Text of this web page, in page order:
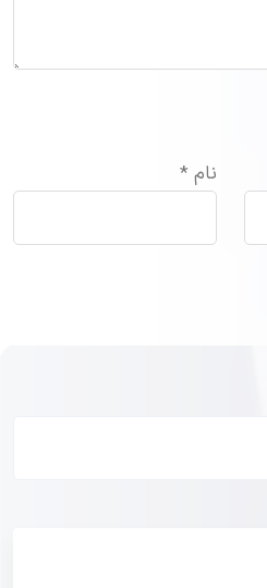
نام *